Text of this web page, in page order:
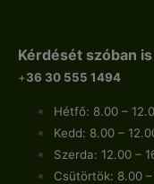
Kérdését szóban
+36 30 555 1494
Hétfő: 8.00 –
Kedd: 8.00 –
Szerda: 12.00 –
Csütörtök: 8.00 –